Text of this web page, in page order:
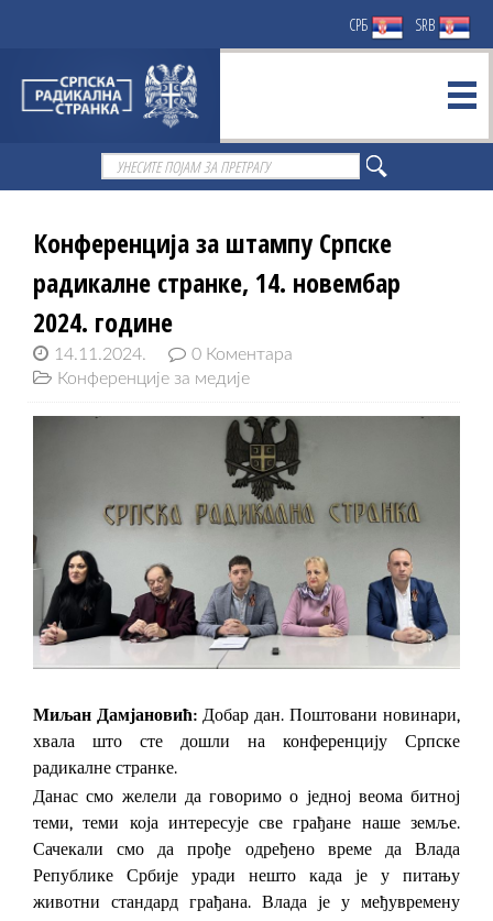
СРБ SRB
Конференција за штампу Српске
радикалне странке, 14. новембар
2024. године
14.11.2024.
0 Коментара
Конференције за медије
Миљан Дамјановић: Добар дан. Поштовани новинари,
хвала што сте дошли на конференцију Српске
радикалне странке.
Данас смо желели да говоримо о једној веома битној
теми, теми која интересује све грађане наше земље.
Сачекали смо да прође одређено време да Влада
Републике Србије уради нешто када је у питању
животни стандард грађана. Влада је у међувремену